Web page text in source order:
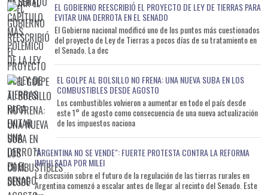
EL GOBIERNO REESCRIBIÓ EL PROYECTO DE LEY DE TIERRAS PARA
EVITAR UNA DERROTA EN EL SENADO
El Gobierno nacional modificó uno de los puntos más cuestionados
del proyecto de Ley de Tierras a pocos días de su tratamiento en
el Senado. La dec
EL GOLPE AL BOLSILLO NO FRENA: UNA NUEVA SUBA EN LOS
COMBUSTIBLES DESDE AGOSTO
Los combustibles volvieron a aumentar en todo el país desde
este 1° de agosto como consecuencia de una nueva actualización
de los impuestos naciona
"ARGENTINA NO SE VENDE": FUERTE PROTESTA CONTRA LA REFORMA
IMPULSADA POR MILEI
La discusión sobre el futuro de la regulación de las tierras rurales en
Argentina comenzó a escalar antes de llegar al recinto del Senado. Este